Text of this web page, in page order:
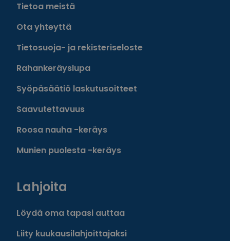
Tietoa meistä
Ota yhteyttä
Tietosuoja- ja rekisteriseloste
Rahankeräyslupa
Syöpäsäätiö laskutusoitteet
Saavutettavuus
Roosa nauha -keräys
Munien puolesta -keräys
Lahjoita
Löydä oma tapasi auttaa
Liity kuukausilahjoittajaksi